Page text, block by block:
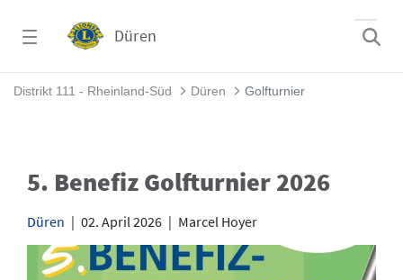
Düren
Golfturnier - Düren
Distrikt 111 - Rheinland-Süd Düren Golfturnier
5. Benefiz Golfturnier 2026
Düren | 02. April 2026 | Marcel Hoyer